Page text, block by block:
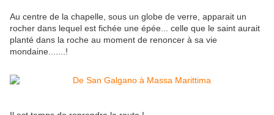
Au centre de la chapelle, sous un globe de verre, apparait un
rocher dans lequel est fichée une épée... celle que le saint aurait
planté dans la roche au moment de renoncer à sa vie
mondaine.......!